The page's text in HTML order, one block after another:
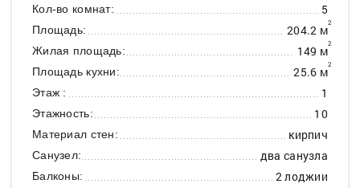
Кол-во комнат: 5
Площадь: 204.2 м2
Жилая площадь: 149 м2
Площадь кухни: 25.6 м2
Этаж : 1
Этажность: 10
Материал стен: кирпич
Санузел: два санузла
Балконы: 2 лоджии